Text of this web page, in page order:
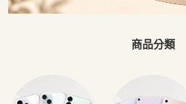
商品分類